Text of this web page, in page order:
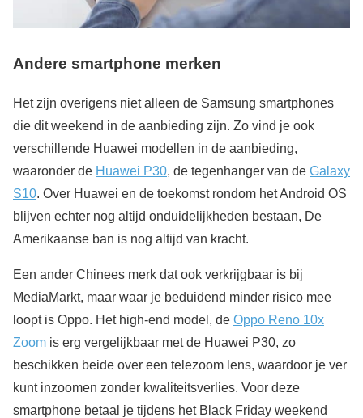
Andere smartphone merken
Het zijn overigens niet alleen de Samsung smartphones
die dit weekend in de aanbieding zijn. Zo vind je ook
verschillende Huawei modellen in de aanbieding,
waaronder de Huawei P30, de tegenhanger van de Galaxy
S10. Over Huawei en de toekomst rondom het Android OS
blijven echter nog altijd onduidelijkheden bestaan, De
Amerikaanse ban is nog altijd van kracht.
Een ander Chinees merk dat ook verkrijgbaar is bij
MediaMarkt, maar waar je beduidend minder risico mee
loopt is Oppo. Het high-end model, de Oppo Reno 10x
Zoom is erg vergelijkbaar met de Huawei P30, zo
beschikken beide over een telezoom lens, waardoor je ver
kunt inzoomen zonder kwaliteitsverlies. Voor deze
smartphone betaal je tijdens het Black Friday weekend